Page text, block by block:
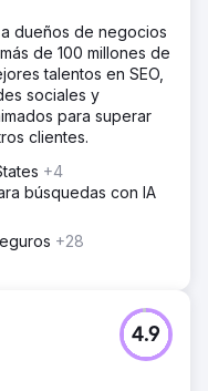
dueños de negocios
de 100 millones de
talentos en SEO,
sociales y
para superar
clientes.
+4
búsquedas con IA
+28
4.9